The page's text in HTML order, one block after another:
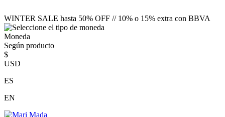
WINTER SALE hasta 50% OFF // 10% o 15% extra con BBVA
Moneda
Según producto
$
USD
ES
EN